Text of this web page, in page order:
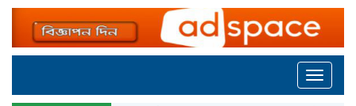
Toggle